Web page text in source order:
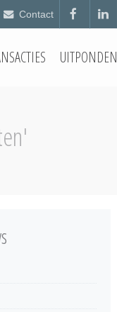
Contact
UITPONDEN